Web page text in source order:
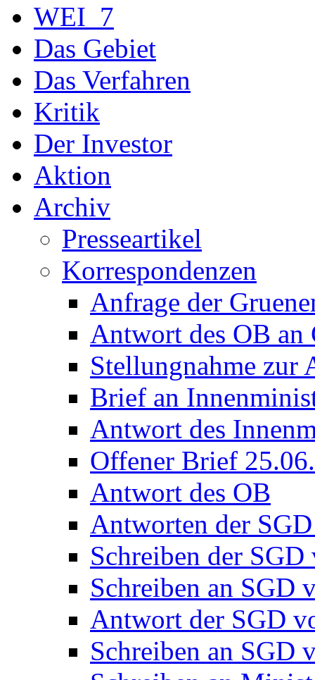
WEI_7
Das Gebiet
Das Verfahren
Kritik
Der Investor
Aktion
Archiv
Presseartikel
Korrespondenzen
Anfrage der
Antwort des OB an
Stellungnahme zur
Brief an
Antwort des
Offener Brief
Antwort des OB
Antworten der
Schreiben der
Schreiben an SGD
Antwort der SGD
Schreiben an SGD